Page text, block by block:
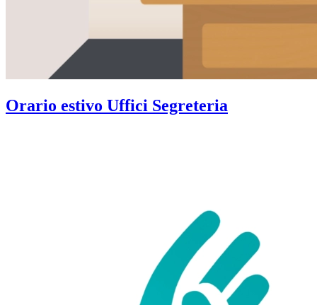
Orario estivo Uffici Segreteria